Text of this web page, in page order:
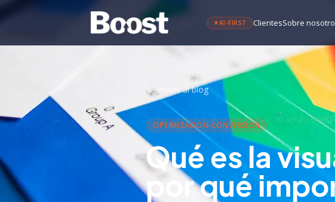
AI-FIRST ClientesSobre
←Volver al blog
OPTIMIZACION-CONVERSION
Qué es la
por qué